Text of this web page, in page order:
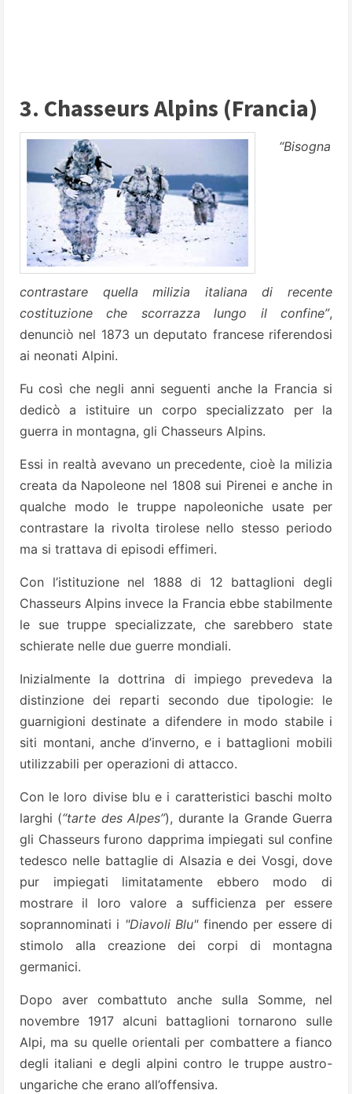
3. Chasseurs Alpins (Francia)
“Bisogna
contrastare quella milizia italiana di recente
costituzione che scorrazza lungo il confine”,
denunciò nel 1873 un deputato francese riferendosi
ai neonati Alpini.
Fu così che negli anni seguenti anche la Francia si
dedicò a istituire un corpo specializzato per la
guerra in montagna, gli Chasseurs Alpins.
Essi in realtà avevano un precedente, cioè la milizia
creata da Napoleone nel 1808 sui Pirenei e anche in
qualche modo le truppe napoleoniche usate per
contrastare la rivolta tirolese nello stesso periodo
ma si trattava di episodi effimeri.
Con l’istituzione nel 1888 di 12 battaglioni degli
Chasseurs Alpins invece la Francia ebbe stabilmente
le sue truppe specializzate, che sarebbero state
schierate nelle due guerre mondiali.
Inizialmente la dottrina di impiego prevedeva la
distinzione dei reparti secondo due tipologie: le
guarnigioni destinate a difendere in modo stabile i
siti montani, anche d’inverno, e i battaglioni mobili
utilizzabili per operazioni di attacco.
Con le loro divise blu e i caratteristici baschi molto
larghi (“tarte des Alpes”), durante la Grande Guerra
gli Chasseurs furono dapprima impiegati sul confine
tedesco nelle battaglie di Alsazia e dei Vosgi, dove
pur impiegati limitatamente ebbero modo di
mostrare il loro valore a sufficienza per essere
soprannominati i "Diavoli Blu"finendo per essere di
stimolo alla creazione dei corpi di montagna
germanici.
Dopo aver combattuto anche sulla Somme, nel
novembre 1917 alcuni battaglioni tornarono sulle
Alpi, ma su quelle orientali per combattere a fianco
degli italiani e degli alpini contro le truppe austro-
ungariche che erano all’offensiva.